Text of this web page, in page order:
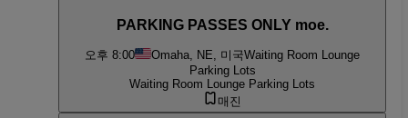
PARKING PASSES ONLY moe.
오후 8:00 Omaha, NE, 미국Waiting Room Lounge
Parking Lots
Waiting Room Lounge Parking Lots
매진